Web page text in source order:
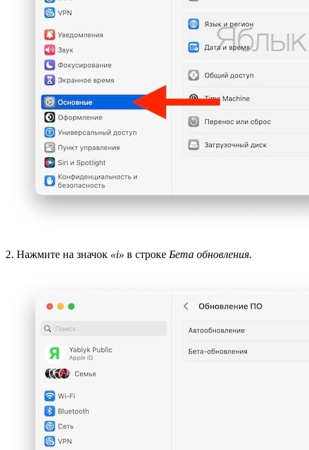
2. Нажмите на значок «i» в строке Бета обновления.